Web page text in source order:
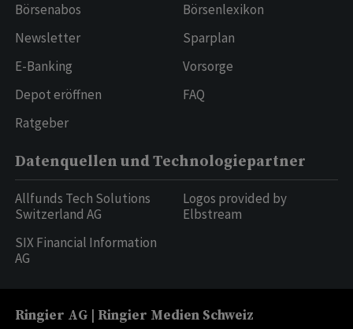
Börsenabos
Newsletter
E-Banking
Depot eröffnen
Ratgeber
Börsenlexikon
Sparplan
Vorsorge
FAQ
Datenquellen und Technologiepartner
Allfunds Tech Solutions
Switzerland AG
SIX Financial Information
AG
Logos provided by
Elbstream
Ringier AG | Ringier Medien Schweiz